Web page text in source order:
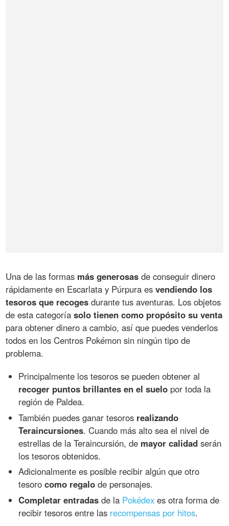
Una de las formas más generosas de conseguir dinero
rápidamente en Escarlata y Púrpura esvendiendo los
tesoros que recoges durante tus aventuras. Los objetos
de esta categoríasolo tienen como propósito su venta
para obtener dinero a cambio, así que puedes venderlos
todos en los Centros Pokémon sin ningún tipo de
problema.
Principalmente los tesoros se pueden obtener al
recoger puntos brillantes en el suelo por toda la
región de Paldea.
También puedes ganar tesoros realizando
Teraincursiones. Cuando más alto sea el nivel de
estrellas de la Teraincursión, de mayor calidad serán
los tesoros obtenidos.
Adicionalmente es posible recibir algún que otro
tesorocomo regalo de personajes.
Completar entradas de la Pokédex es otra forma de
recibir tesoros entre las recompensas por hitos.